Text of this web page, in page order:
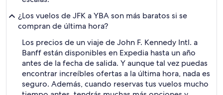
¿Los vuelos de JFK a YBA son más baratos si se
compran de última hora?
Los precios de un viaje de John F. Kennedy Intl. a
Banff están disponibles en Expedia hasta un año
antes de la fecha de salida. Y aunque tal vez puedas
encontrar increíbles ofertas a la última hora, nada es
seguro. Además, cuando reservas tus vuelos mucho